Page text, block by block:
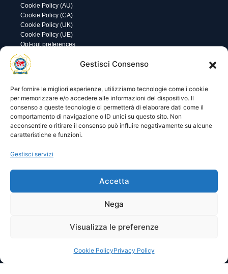
Gestisci Consenso
Per fornire le migliori esperienze, utilizziamo tecnologie come i cookie
per memorizzare e/o accedere alle informazioni del dispositivo. Il
consenso a queste tecnologie ci permetterà di elaborare dati come il
comportamento di navigazione o ID unici su questo sito. Non
acconsentire o ritirare il consenso può influire negativamente su alcune
caratteristiche e funzioni.
Gestisci servizi
Accetta
Nega
Visualizza le preferenze
Cookie PolicyPrivacy Policy
Cookie Policy (AU)
Cookie Policy (CA)
Cookie Policy (UK)
Cookie Policy (UE)
Opt-out preferences
Utility
Visite di oggi: 27
Visite totali: 13613
Area gestione
© 2025 I.P.A. Italia E.T.S. n. 36463 – Via Niccolò Copernico nr.
ipaitalia@pec.ipa-italia.it –Powered by